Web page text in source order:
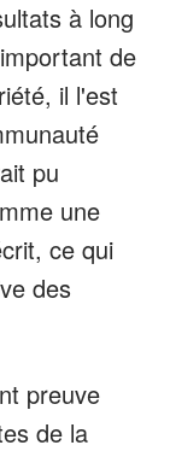
à long
de
il l'est
pu
une
ce qui
des
preuve
de la